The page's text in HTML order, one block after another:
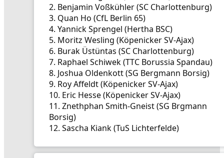
2. Benjamin Voßkühler (SC Charlottenburg)
3. Quan Ho (CfL Berlin 65)
4. Yannick Sprengel (Hertha BSC)
5. Moritz Wesling (Köpenicker SV-Ajax)
6. Burak Üstüntas (SC Charlottenburg)
7. Raphael Schiwek (TTC Borussia Spandau)
8. Joshua Oldenkott (SG Bergmann Borsig)
9. Roy Affeldt (Köpenicker SV-Ajax)
10. Eric Hesse (Köpenicker SV-Ajax)
11. Znethphan Smith-Gneist (SG Brgmann
Borsig)
12. Sascha Kiank (TuS Lichterfelde)